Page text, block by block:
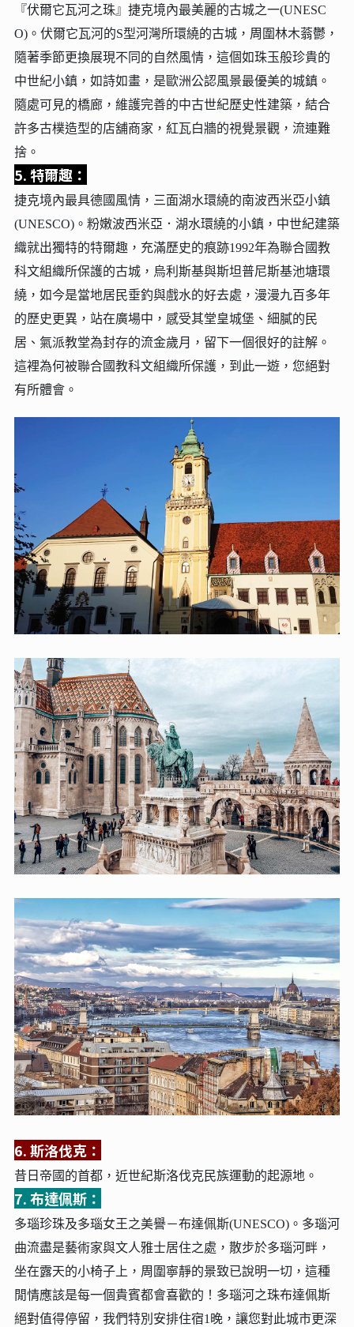
『伏爾它瓦河之珠』捷克境內最美麗的古城之一(UNESC
O)。伏爾它瓦河的S型河灣所環繞的古城，周圍林木蓊鬱，
隨著季節更換展現不同的自然風情，這個如珠玉般珍貴的
中世紀小鎮，如詩如畫，是歐洲公認風景最優美的城鎮。
隨處可見的橋廊，維護完善的中古世紀歷史性建築，結合
許多古樸造型的店舖商家，紅瓦白牆的視覺景觀，流連難
捨。
5. 特爾趣：
捷克境內最具德國風情，三面湖水環繞的南波西米亞小鎮
(UNESCO)。粉嫩波西米亞．湖水環繞的小鎮，中世紀建築
織就出獨特的特爾趣，充滿歷史的痕跡1992年為聯合國教
科文組織所保護的古城，烏利斯基與斯坦普尼斯基池塘環
繞，如今是當地居民垂釣與戲水的好去處，漫漫九百多年
的歷史更異，站在廣場中，感受其堂皇城堡、細膩的民
居、氣派教堂為封存的流金歲月，留下一個很好的註解。
這裡為何被聯合國教科文組織所保護，到此一遊，您絕對
有所體會。
6. 斯洛伐克：
昔日帝國的首都，近世紀斯洛伐克民族運動的起源地。
7. 布達佩斯：
多瑙珍珠及多瑙女王之美譽－布達佩斯(UNESCO)。多瑙河
曲流盡是藝術家與文人雅士居住之處，散步於多瑙河畔，
坐在露天的小椅子上，周圍寧靜的景致已說明一切，這種
閒情應該是每一個貴賓都會喜歡的！多瑙河之珠布達佩斯
絕對值得停留，我們特別安排住宿1晚，讓您對此城市更深